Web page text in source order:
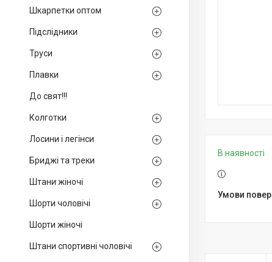
Шкарпетки оптом
Підслідники
Труси
Плавки
До свят!!!
Колготки
Лосини і легінси
Бриджі та треки
Штани жіночі
Шорти чоловічі
Шорти жіночі
Штани спортивні чоловічі
В наявності